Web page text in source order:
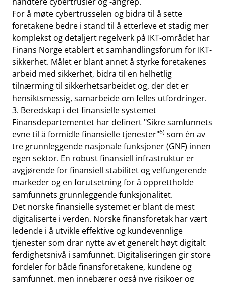
For å møte cybertrusselen og bidra til å sette
foretakene bedre i stand til å etterleve et stadig mer
komplekst og detaljert regelverk på IKT-området har
Finans Norge etablert et samhandlingsforum for IKT-
sikkerhet. Målet er blant annet å styrke foretakenes
arbeid med sikkerhet, bidra til en helhetlig
tilnærming til sikkerhetsarbeidet og, der det er
hensiktsmessig, samarbeide om felles utfordringer.
3. Beredskap i det finansielle systemet
Finansdepartementet har definert "Sikre samfunnets
evne til å formidle finansielle tjenester"6) som én av
tre grunnleggende nasjonale funksjoner (GNF) innen
egen sektor. En robust finansiell infrastruktur er
avgjørende for finansiell stabilitet og velfungerende
markeder og en forutsetning for å opprettholde
samfunnets grunnleggende funksjonalitet.
Det norske finansielle systemet er blant de mest
digitaliserte i verden. Norske finansforetak har vært
ledende i å utvikle effektive og kundevennlige
tjenester som drar nytte av et generelt høyt digitalt
ferdighetsnivå i samfunnet. Digitaliseringen gir store
fordeler for både finansforetakene, kundene og
samfunnet, men innebærer også nye risikoer og